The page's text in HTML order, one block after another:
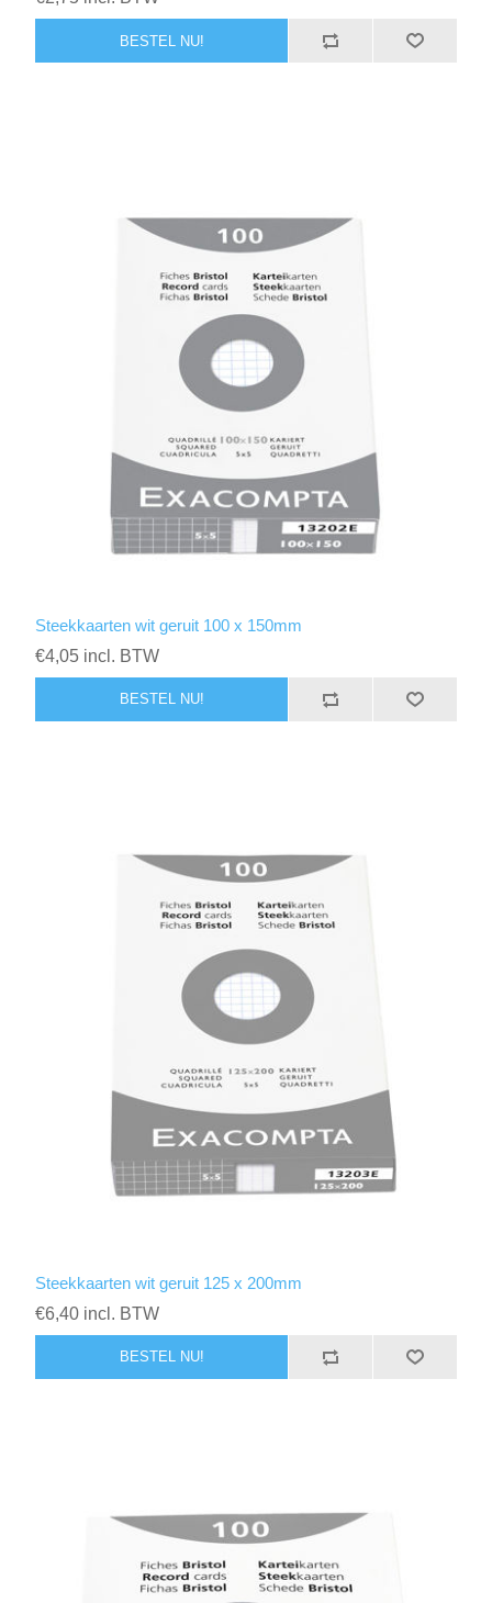
Steekkaarten wit geruit 100 x 150mm
€4,05 incl. BTW
Steekkaarten wit geruit 125 x 200mm
€6,40 incl. BTW